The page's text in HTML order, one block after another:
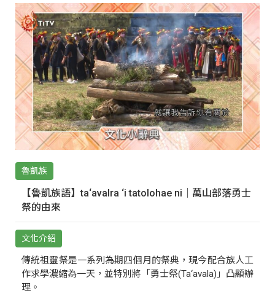
魯凱族
【魯凱族語】ta‘avalra ‘i tatolohae ni｜萬山部落勇士
祭的由來
文化介紹
傳統祖靈祭是一系列為期四個月的祭典，現今配合族人工
作求學濃縮為一天，並特別將「勇士祭(Ta‘avala)」凸顯辦
理。